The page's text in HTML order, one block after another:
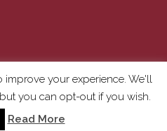
Muntaner | Plaça de l'Institut, S/N ·
559 · institut@insrm.cat
improve your experience. We'll
you can opt-out if you wish.
Read More